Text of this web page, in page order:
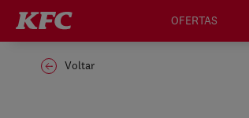
OFERTAS
Voltar